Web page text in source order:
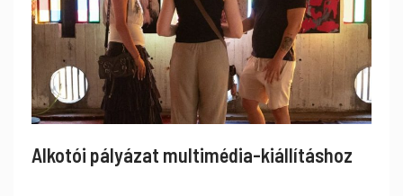
Alkotói pályázat multimédia-kiállításhoz